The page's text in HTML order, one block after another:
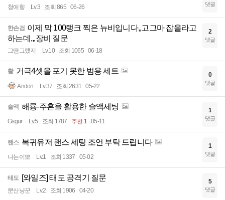
청애향 Lv.3 조회 865 06-26 댓글
한손검 이제 막 100랭크 찍은 뉴비입니다,,고그마 잡을라고
하는데,,,장비 질문
그땐그랬지 Lv.10 조회 1065 06-18
2
댓글
활 거극4셋을 포기 못한 범용 세트
Andon Lv.37 조회 2631 05-22
0
댓글
슬액 해룡-주혼을 활용한 슬액세팅
Gsgur Lv.5 조회 1787 추천 1 05-11
1
댓글
랜스 복귀유저 랜스 세팅 조언 부탁 드립니다
나는이뽀 Lv.1 조회 1337 05-02
1
댓글
태도 [와일즈] 태도 공격기 질문
문산냥꾼 Lv.2 조회 1906 04-20
5
댓글